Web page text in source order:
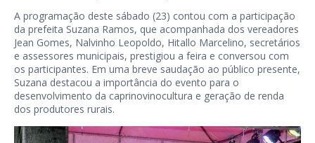
A programação deste sábado (23) contou com a participação
da prefeita Suzana Ramos, que acompanhada dos vereadores
Jean Gomes, Nalvinho Leopoldo, Hitallo Marcelino, secretários
e assessores municipais, prestigiou a feira e conversou com
os participantes. Em uma breve saudação ao público presente,
Suzana destacou a importância do evento para o
desenvolvimento da caprinovinocultura e geração de renda
dos produtores rurais.